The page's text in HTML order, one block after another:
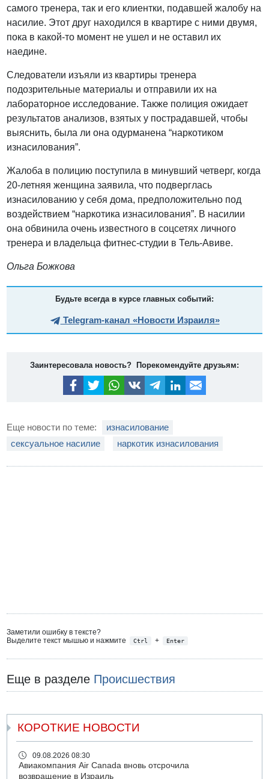
самого тренера, так и его клиентки, подавшей жалобу на
насилие. Этот друг находился в квартире с ними двумя,
пока в какой-то момент не ушел и не оставил их
наедине.
Следователи изъяли из квартиры тренера
подозрительные материалы и отправили их на
лабораторное исследование. Также полиция ожидает
результатов анализов, взятых у пострадавшей, чтобы
выяснить, была ли она одурманена “наркотиком
изнасилования”.
Жалоба в полицию поступила в минувший четверг, когда
20-летняя женщина заявила, что подверглась
изнасилованию у себя дома, предположительно под
воздействием “наркотика изнасилования”. В насилии
она обвинила очень известного в соцсетях личного
тренера и владельца фитнес-студии в Тель-Авиве.
Ольга Божкова
Будьте всегда в курсе главных событий:
Telegram-канал «Новости Израиля»
Заинтересовала новость? Порекомендуйте друзьям:
Еще новости по теме:
изнасилование
сексуальное насилие
наркотик изнасилования
Заметили ошибку в тексте?
Выделите текст мышью и нажмите
Ctrl + Enter
Еще в разделе Происшествия
КОРОТКИЕ НОВОСТИ
09.08.2026 08:30
Авиакомпания Air Canada вновь отсрочила
возвращение в Израиль